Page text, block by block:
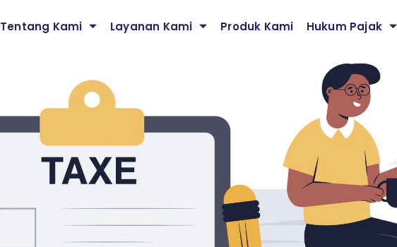
Tentang Kami Layanan Kami Produk Kami Hukum Pajak